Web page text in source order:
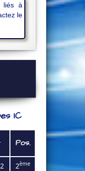
liés à
le
IC
Pos.
2ème